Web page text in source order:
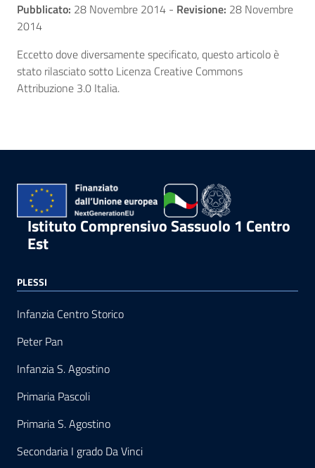
Pubblicato: 28 Novembre 2014 - Revisione: 28 Novembre
2014
Eccetto dove diversamente specificato, questo articolo è
stato rilasciato sotto Licenza Creative Commons
Attribuzione 3.0 Italia.
Istituto Comprensivo Sassuolo 1 Centro
Est
PLESSI
Infanzia Centro Storico
Peter Pan
Infanzia S. Agostino
Primaria Pascoli
Primaria S. Agostino
Secondaria I grado Da Vinci